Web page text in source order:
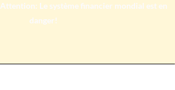
Attention: Le système financier mondial est en
danger!